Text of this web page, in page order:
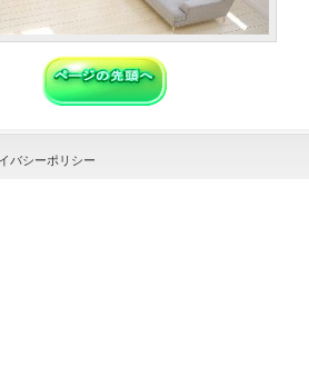
バシーポリシー